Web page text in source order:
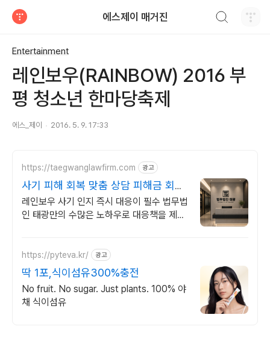
에스제이 매거진
Entertainment
레인보우(RAINBOW) 2016 부
평 청소년 한마당축제
에스_제이 2016. 5. 9. 17:33
https://taegwanglawfirm.com 광고
사기 피해 회복 맞춤 상담 피해금 회수
사례 다수 보유
레인보우 사기 인지 즉시 대응이 필수 법무법
인 태광만의 수많은 노하우로 대응책을 제시
https://pyteva.kr/ 광고
딱 1포,식이섬유300%충전
No fruit. No sugar. Just plants. 100% 야
채 식이섬유